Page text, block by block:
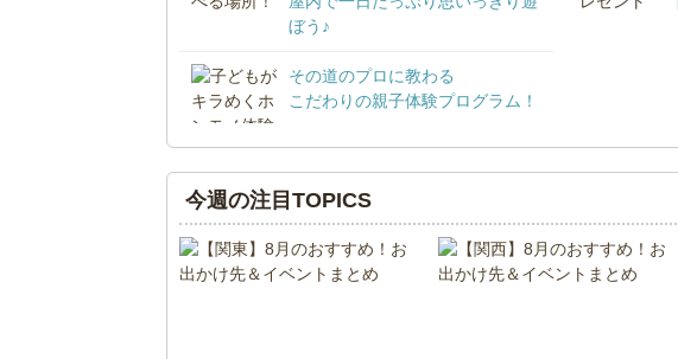
ぼう♪
その道のプロに教わる
こだわりの親子体験プログラム！
今週の注目TOPICS